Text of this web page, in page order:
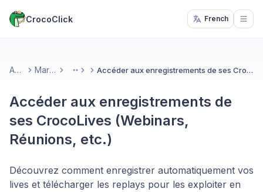
CrocoClick French
Accueil Marketing More Accéder aux enregistrements de ses CrocoLives (Webinars, Réunions, etc.)
Accéder aux enregistrements de
ses CrocoLives (Webinars,
Réunions, etc.)
Découvrez comment enregistrer automatiquement vos
lives et télécharger les replays pour les exploiter en